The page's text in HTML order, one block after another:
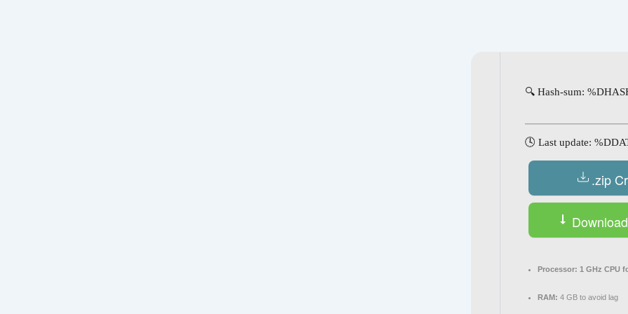
🔍 Hash-sum:
🕓 Last update:
.zip
Processor: 1 GHz CPU
RAM: 4 GB to avoid lag